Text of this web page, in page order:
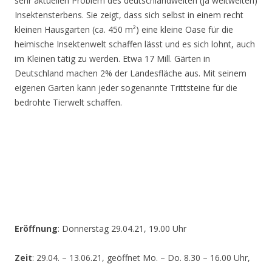
Insektensterbens. Sie zeigt, dass sich selbst in einem recht
kleinen Hausgarten (ca. 450 m²) eine kleine Oase für die
heimische Insektenwelt schaffen lässt und es sich lohnt, auch
im Kleinen tätig zu werden. Etwa 17 Mill. Gärten in
Deutschland machen 2% der Landesfläche aus. Mit seinem
eigenen Garten kann jeder sogenannte Trittsteine für die
bedrohte Tierwelt schaffen.
Eröffnung: Donnerstag 29.04.21, 19.00 Uhr
Zeit: 29.04. – 13.06.21, geöffnet Mo. – Do. 8.30 – 16.00 Uhr,